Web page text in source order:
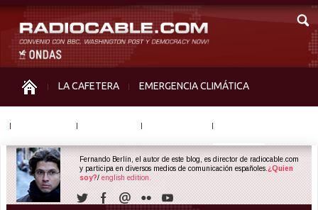
LA CAFETERA EMERGENCIA CLIMÁTICA
Fernando Berlín, el autor de este blog, es director de radiocable.com
y participa en diversos medios de comunicación españoles. ¿Quien
soy?/ english edition.